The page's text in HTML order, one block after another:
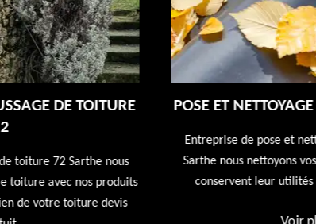
POSE ET NETTOYAGE DE GOUTTIÈRES 72
Entreprise de pose et nettoyage de gouttières 72
Sarthe nous nettoyons vos gouttières afin qu'elles
conservent leur utilités première devis offert